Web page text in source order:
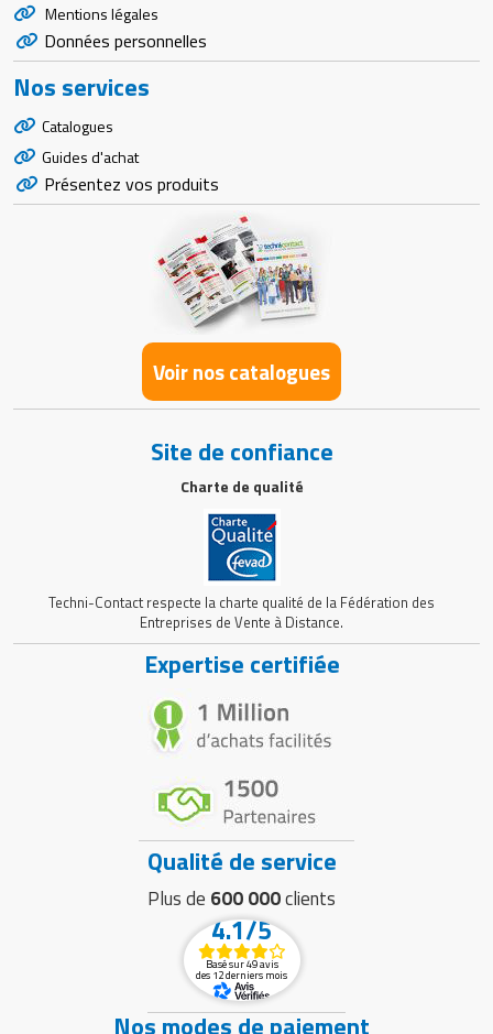
Mentions légales
Données personnelles
Nos services
Catalogues
Guides d'achat
Présentez vos produits
Voir nos catalogues
Site de confiance
Charte de qualité
Techni-Contact respecte la charte qualité de la Fédération des
Entreprises de Vente à Distance.
Expertise certifiée
Qualité de service
Plus de 600 000clients
4.1/5
Basé sur 49 avis
des 12 derniers mois
Nos modes de paiement